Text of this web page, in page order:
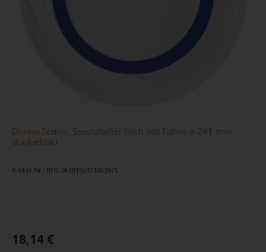
Donna Senior, Spezialteller flach mit Fahne ø 241 mm
dunkelblau
Artikel-Nr.: BHS-0618182411062971
18,14 €